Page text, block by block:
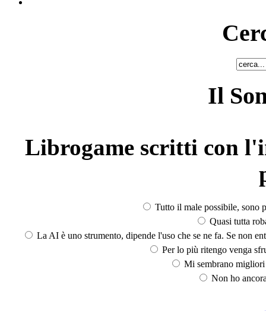
Il
Librogame scritti con
Tutto il male possibile, sono
Quasi tutta
La AI è uno strumento, dipende l'uso che se ne fa. Se non
Per lo più ritengo venga
Mi sembrano
Non ho